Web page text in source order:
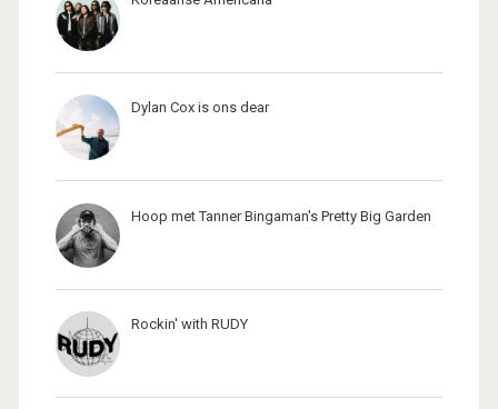
Dylan Cox is ons dear
Hoop met Tanner Bingaman's Pretty Big Garden
Rockin' with RUDY